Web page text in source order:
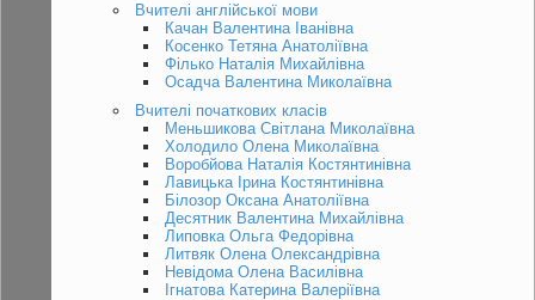
Вчителі англійської мови
Качан Валентина Іванівна
Косенко Тетяна Анатоліївна
Філько Наталія Михайлівна
Осадча Валентина Миколаївна
Вчителі початкових класів
Меньшикова Світлана Миколаївна
Холодило Олена Миколаївна
Воробйова Наталія Костянтинівна
Лавицька Ірина Костянтинівна
Білозор Оксана Анатоліївна
Десятник Валентина Михайлівна
Липовка Ольга Федорівна
Литвяк Олена Олександрівна
Невідома Олена Василівна
Ігнатова Катерина Валеріївна